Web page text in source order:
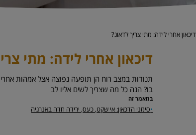
דיכאון אחרי לידה: מתי צריך לדאוג?
דיכאון אחרי לידה: מתי
תנודות במצב רוח הן תופעה נפוצה אצל אמהות אחרי
בו? הנה כל מה שצריך לשים אליו לב
במאמר זה
•סימני הדכאון: אי שקט, כעס, ירידה חדה באנרגיה